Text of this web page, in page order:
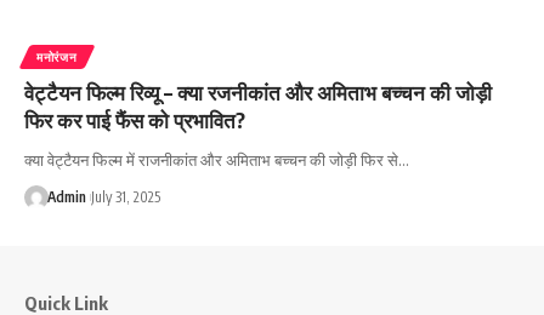
मनोरंजन
वेट्टैयन फिल्म रिव्यू – क्या रजनीकांत और अमिताभ बच्चन की जोड़ी
फिर कर पाई फैंस को प्रभावित?
क्या वेट्टैयन फिल्म में राजनीकांत और अमिताभ बच्चन की जोड़ी फिर से…
Admin July 31, 2025
Quick Link